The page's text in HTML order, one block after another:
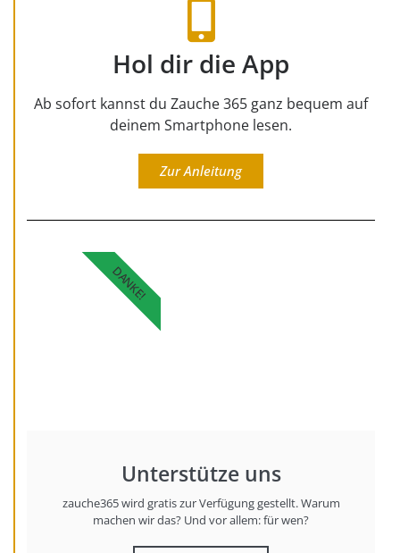
Hol dir die App
Ab sofort kannst du Zauche 365 ganz bequem auf
deinem Smartphone lesen.
Zur Anleitung
Unterstütze uns
zauche365 wird gratis zur Verfügung gestellt. Warum
machen wir das? Und vor allem: für wen?
DANKE!